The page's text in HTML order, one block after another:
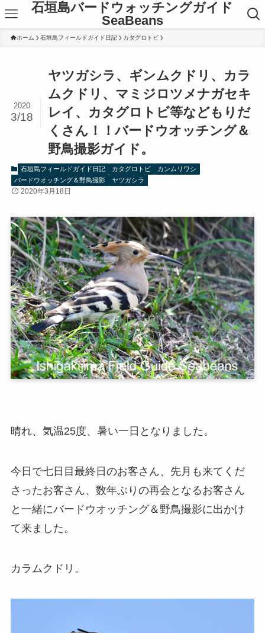
石垣島バードウォッチングガイド
SeaBeans
ホーム 石垣島フィールドガイド日記 カタグロトビ
ヤツガシラ、ギンムクドリ、カラ
ムクドリ、マミジロツメナガセキ
レイ、カタグロトビ等などもりだ
くさん！！バードウオッチング＆
野鳥撮影ガイド。
2020
3/18
石垣島フィールドガイド日記 カタグロトビ
カンムリワシ
バードウオッチング＆野鳥撮影
ヤツガシラ
2020年3月18日
晴れ、気温25度、暑い一日となりました。
今日で七日目最終日のお客さん、先月も来てくだ
さったお客さん、数年ぶりの再会となるお客さん
と一緒にバードウオッチング＆野鳥撮影に出かけ
て来ました。
カラムクドリ。